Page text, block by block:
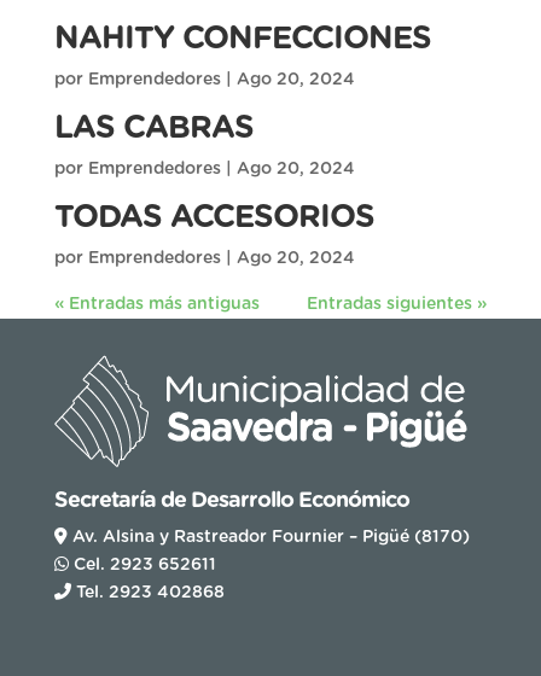
NAHITY CONFECCIONES
por Emprendedores| Ago 20, 2024
LAS CABRAS
por Emprendedores| Ago 20, 2024
TODAS ACCESORIOS
por Emprendedores| Ago 20, 2024
« Entradas más antiguas Entradas siguientes »
Secretaría de Desarrollo Económico
Av. Alsina y Rastreador Fournier – Pigüé (8170)
Cel. 2923 652611
Tel. 2923 402868